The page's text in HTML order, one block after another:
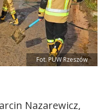
Fot. PUW Rzeszów
Nazarewicz,